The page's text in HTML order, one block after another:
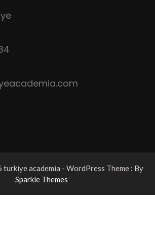
academia - WordPress Theme : By
Sparkle Themes